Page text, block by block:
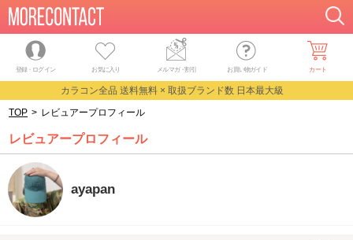
登録・ログイン お気に入り メルマガ・割引 お買い物ガイド カート
カラコン全品 送料無料 × 取扱ブランド数 日本最大級
TOP > レビュアープロフィール
レビュアープロフィール
ayapan